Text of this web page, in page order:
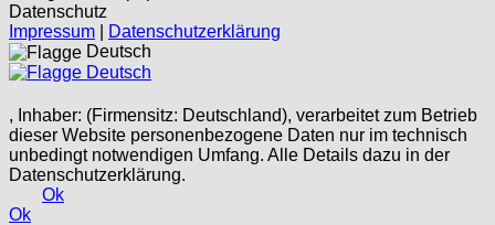
Datenschutz
Impressum
Datenschutzerklärung
Deutsch
Deutsch
, Inhaber: (Firmensitz: Deutschland), verarbeitet zum Betrieb
dieser Website personenbezogene Daten nur im technisch
unbedingt notwendigen Umfang. Alle Details dazu in der
Datenschutzerklärung.
Ok
Ok